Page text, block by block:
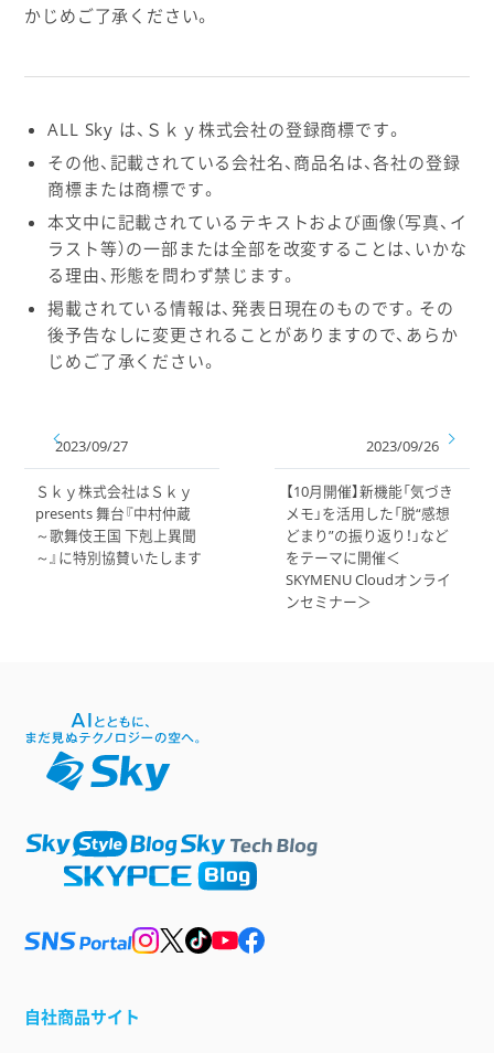
かじめご了承ください。
ALL Sky は、Ｓｋｙ株式会社の登録商標です。
その他、記載されている会社名、商品名は、各社の登録
商標または商標です。
本文中に記載されているテキストおよび画像（写真、イ
ラスト等）の一部または全部を改変することは、いかな
る理由、形態を問わず禁じます。
掲載されている情報は、発表日現在のものです。その
後予告なしに変更されることがありますので、あらか
じめご了承ください。
2023/09/27
Ｓｋｙ株式会社はＳｋｙ
presents 舞台『中村仲蔵
～歌舞伎王国 下剋上異聞
～』に特別協賛いたします
2023/09/26
【10月開催】新機能「気づき
メモ」を活用した「脱“感想
どまり”の振り返り！」など
をテーマに開催＜
SKYMENU Cloudオンライ
ンセミナー＞
自社商品サイト